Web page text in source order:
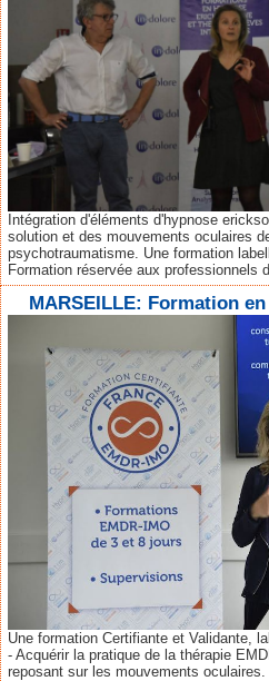
Intégration d'éléments d'hypnose
solution et des mouvements oculaires
psychotraumatisme. Une formation
Formation réservée aux professionnels
MARSEILLE: Formation
Une formation Certifiante et Validante,
- Acquérir la pratique de la thérapie
reposant sur les mouvements oculaires.